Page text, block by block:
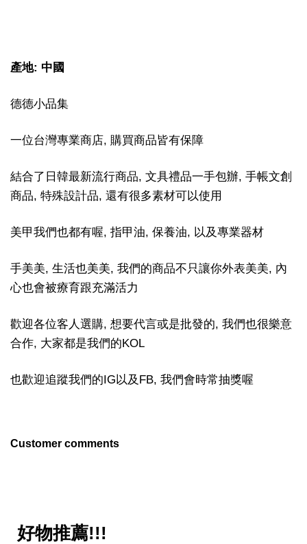
產地: 中國
德德小品集
一位台灣專業商店, 購買商品皆有保障
結合了日韓最新流行商品, 文具禮品一手包辦, 手帳文創
商品, 特殊設計品, 還有很多素材可以使用
美甲我們也都有喔, 指甲油, 保養油, 以及專業器材
手美美, 生活也美美, 我們的商品不只讓你外表美美, 內
心也會被療育跟充滿活力
歡迎各位客人選購, 想要代言或是批發的, 我們也很樂意
合作, 大家都是我們的KOL
也歡迎追蹤我們的IG以及FB, 我們會時常抽獎喔
Customer comments
好物推薦!!!